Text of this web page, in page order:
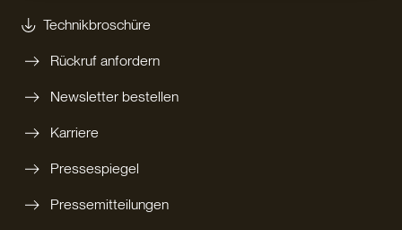
Technikbroschüre
Rückruf anfordern
Newsletter bestellen
Karriere
Pressespiegel
Pressemitteilungen